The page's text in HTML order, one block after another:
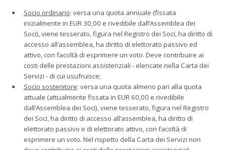
Socio ordinario: versa una quota annuale (fissata
inizialmente in EUR 30,00 e rivedibile dall’Assemblea dei
Soci), viene tesserato, figura nel Registro dei Soci, ha diritto di
accesso all’assemblea, ha diritto di elettorato passivo ed
attivo, con facoltà di esprimere un voto. Deve contribuire ai
costi delle prestazioni assistenziali - elencate nella Carta dei
Servizi - di cui usufruisce;
Socio sostenitore: versa una quota almeno pari alla quota
attuale (attualmente fissata in EUR 60,00 e rivedibile
dall’Assemblea dei Soci), viene tesserato, figura nel Registro
dei Soci, ha diritto di accesso all’assemblea, ha diritto di
elettorato passivo e di elettorato attivo, con facoltà di
esprimere un voto. Nel rispetto della Carta dei Servizi non